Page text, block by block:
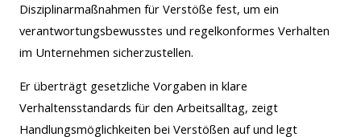
Disziplinarmaßnahmen für Verstöße fest, um ein
verantwortungsbewusstes und regelkonformes Verhalten
im Unternehmen sicherzustellen.
Er überträgt gesetzliche Vorgaben in klare
Verhaltensstandards für den Arbeitsalltag, zeigt
Handlungsmöglichkeiten bei Verstößen auf und legt